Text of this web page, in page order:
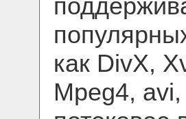
как DivX,
Mpeg4,